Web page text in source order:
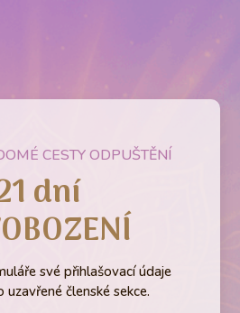
CESTY ODPUŠTĚNÍ
dní
své přihlašovací údaje
členské sekce.